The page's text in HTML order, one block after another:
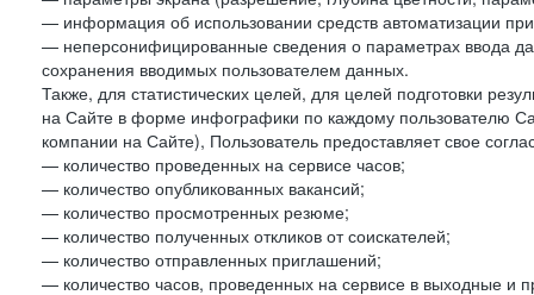
— информация об использовании средств автоматизации
— неперсонифицированные сведения о параметрах ввода
сохранения вводимых пользователем данных.
Также, для статистических целей, для целей подготовки
на Сайте в форме инфографики по каждому пользователю
компании на Сайте), Пользователь предоставляет свое
— количество проведенных на сервисе часов;
— количество опубликованных вакансий;
— количество просмотренных резюме;
— количество полученных откликов от соискателей;
— количество отправленных приглашений;
— количество часов, проведенных на сервисе в выходные и